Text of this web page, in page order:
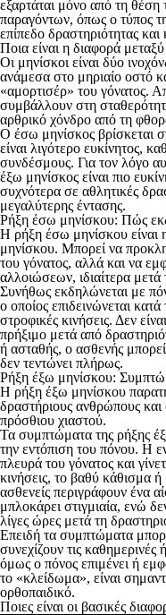
εξαρτάται μόνο από τη
παραγόντων, όπως ο τύπος
επίπεδο δραστηριότητας
Ποια είναι η διαφορά
Οι μηνίσκοι είναι δύο
ανάμεσα στο μηριαίο οστό
«αμορτισέρ» του γόνατος.
συμβάλλουν στη
αρθρικό χόνδρο από τη
Ο έσω μηνίσκος βρίσκεται
είναι λιγότερο ευκίνητος,
συνδέσμους. Για τον λόγο
έξω μηνίσκος είναι πιο
συχνότερα σε αθλητικές
μεγαλύτερης έντασης.
Ρήξη έσω μηνίσκου: Πώς
Η ρήξη έσω μηνίσκου
μηνίσκου. Μπορεί να
του γόνατος, αλλά και να
αλλοιώσεων, ιδιαίτερα
Συνήθως εκδηλώνεται με
ο οποίος επιδεινώνεται
στροφικές κινήσεις. Δεν
πρήξιμο μετά από
ή ασταθής, ο ασθενής
δεν τεντώνει πλήρως.
Ρήξη έξω μηνίσκου:
Η ρήξη έξω μηνίσκου
δραστήριους ανθρώπους
πρόσθιου χιαστού.
Τα συμπτώματα της ρήξης
την εντόπιση του πόνου. Η
πλευρά του γόνατος και
κινήσεις, το βαθύ κάθισμα
ασθενείς περιγράφουν ένα
μπλοκάρει στιγμιαία, ενώ
λίγες ώρες μετά τη
Επειδή τα συμπτώματα
συνεχίζουν τις
όμως ο πόνος επιμένει ή
το «κλείδωμα», είναι
ορθοπαιδικό.
Ποιες είναι οι βασικές